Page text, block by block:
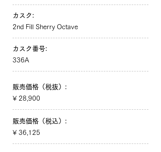
カスク:
2nd Fill Sherry Octave
カスク番号:
336A
販売価格（税抜）:
¥ 28,900
販売価格（税込）:
¥ 36,125